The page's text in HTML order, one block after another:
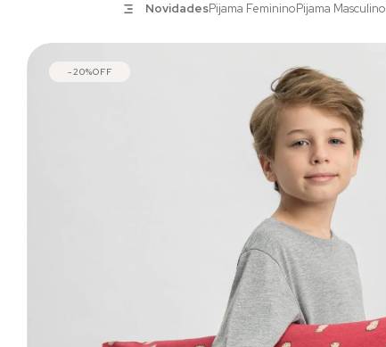
NovidadesPijama FemininoPijama Masculino
20%OFF